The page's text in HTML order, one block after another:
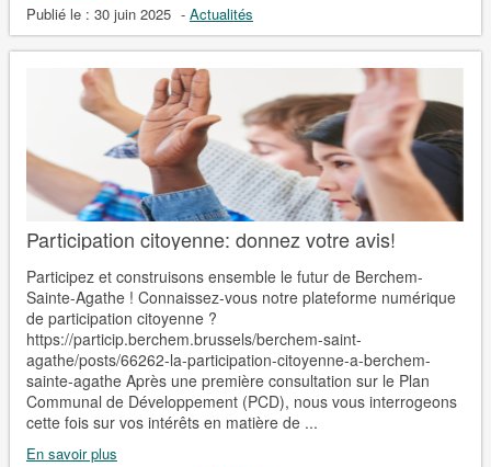
Publié le : 30 juin 2025 - Actualités
Participation citoyenne: donnez votre avis!
Participez et construisons ensemble le futur de Berchem-
Sainte-Agathe ! Connaissez-vous notre plateforme numérique
de participation citoyenne ?
https://particip.berchem.brussels/berchem-saint-
agathe/posts/66262-la-participation-citoyenne-a-berchem-
sainte-agathe Après une première consultation sur le Plan
Communal de Développement (PCD), nous vous interrogeons
cette fois sur vos intérêts en matière de ...
En savoir plus